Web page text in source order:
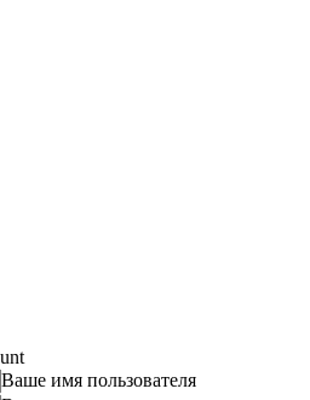
Ваше имя пользователя